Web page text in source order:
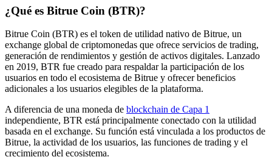
Copiar Trading
Únete a los mejores traders
¿Qué es Bitrue Coin (BTR)?
Bitrue Coin (BTR) es el token de utilidad nativo de Bitrue, un
exchange global de criptomonedas que ofrece servicios de trading,
generación de rendimientos y gestión de activos digitales. Lanzado
en 2019, BTR fue creado para respaldar la participación de los
usuarios en todo el ecosistema de Bitrue y ofrecer beneficios
adicionales a los usuarios elegibles de la plataforma.
A diferencia de una moneda de blockchain de Capa 1
independiente, BTR está principalmente conectado con la utilidad
basada en el exchange. Su función está vinculada a los productos de
Bitrue, la actividad de los usuarios, las funciones de trading y el
crecimiento del ecosistema.